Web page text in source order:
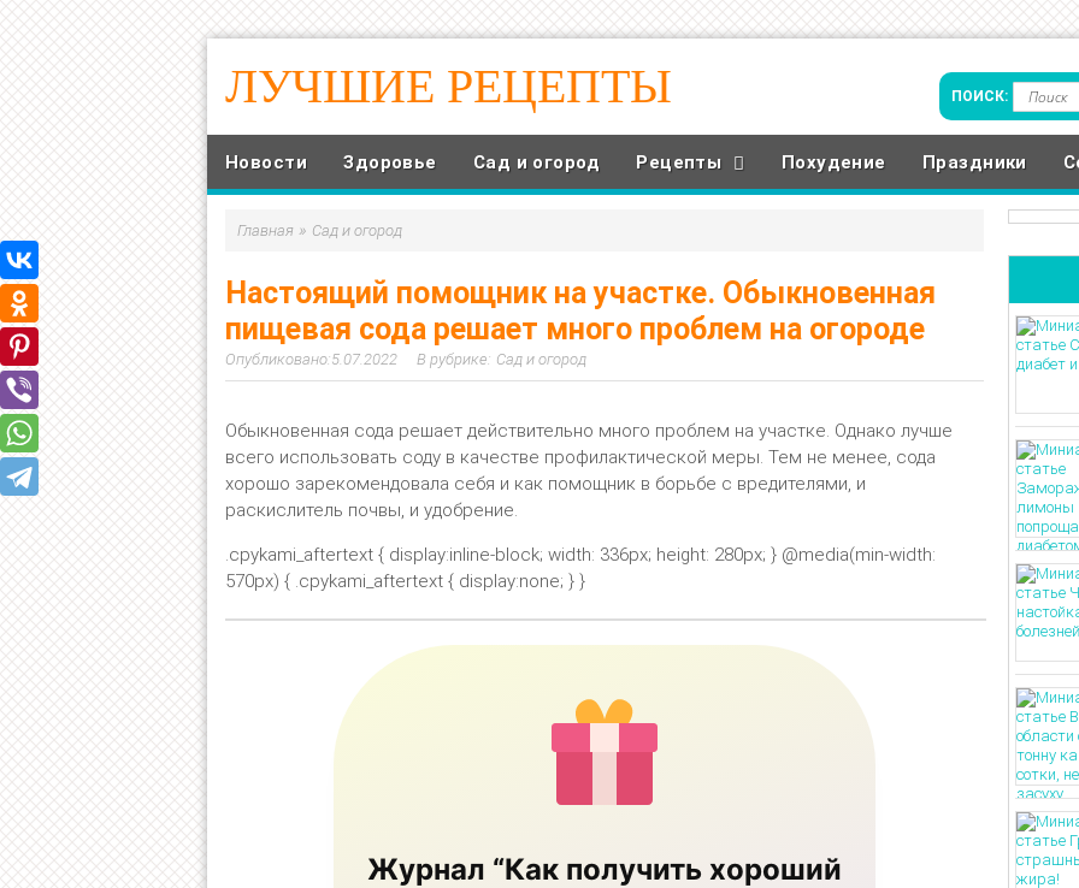
ЛУЧШИЕ РЕЦЕПТЫ
Новости Здоровье Сад и огород Рецепты Похудение Праздники
Главная » Сад и огород
Настоящий помощник на участке. Обыкновенная
пищевая сода решает много проблем на огороде
5.07.2022 Сад и огород
Обыкновенная сода решает действительно много проблем на участке. Однако лучше
всего использовать соду в качестве профилактической меры. Тем не менее, сода
хорошо зарекомендовала себя и как помощник в борьбе с вредителями, и
раскислитель почвы, и удобрение.
.cpykami_aftertext { display:inline-block; width: 336px; height: 280px; } @media(min-width:
570px) { .cpykami_aftertext { display:none; } }
Журнал “Как получить хороший